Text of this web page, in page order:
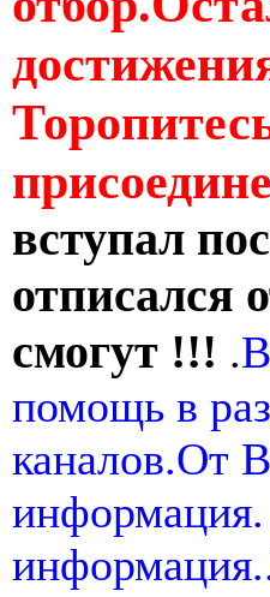
вступал
отписался
смогут !!! .
помощь в
каналов.От